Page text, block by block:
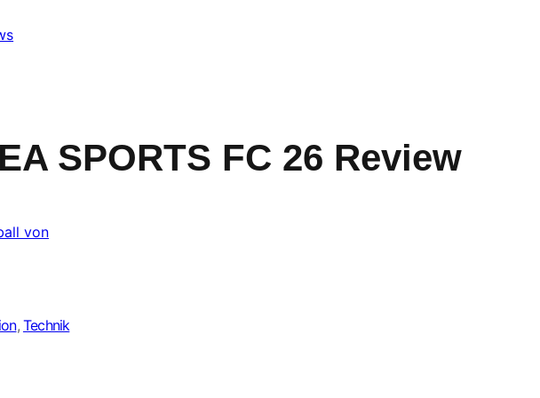
EA SPORTS FC 26 Review
, Technik